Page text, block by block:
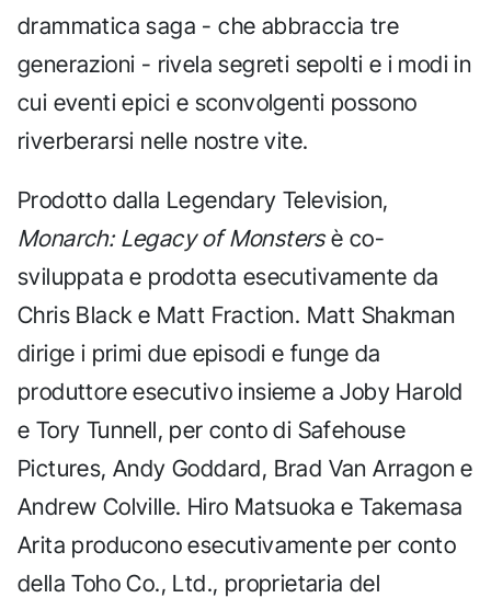
drammatica saga - che abbraccia tre
generazioni - rivela segreti sepolti e i modi in
cui eventi epici e sconvolgenti possono
riverberarsi nelle nostre vite.
Prodotto dalla Legendary Television,
Monarch: Legacy of Monstersè co-
sviluppata e prodotta esecutivamente da
Chris Black e Matt Fraction. Matt Shakman
dirige i primi due episodi e funge da
produttore esecutivo insieme a Joby Harold
e Tory Tunnell, per conto di Safehouse
Pictures, Andy Goddard, Brad Van Arragon e
Andrew Colville. Hiro Matsuoka e Takemasa
Arita producono esecutivamente per conto
della Toho Co., Ltd., proprietaria del